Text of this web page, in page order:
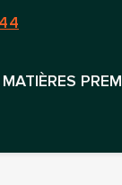
MATIÈRES